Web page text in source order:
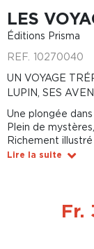
LES
Éditions Prisma
REF. 10270040
UN VOYAGE
LUPIN, SES
Une plongée dans
Plein de
Richement
Lire la suite
Fr.